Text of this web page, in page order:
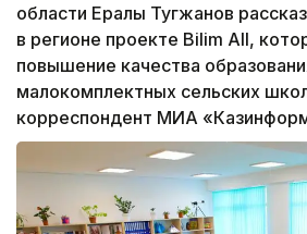
области Ералы Тугжанов
в регионе проекте Bilim All,
повышение качества
малокомплектных сельских
корреспондент МИА